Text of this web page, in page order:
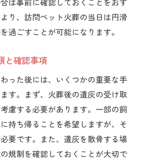
火葬に臨むための準備
計画の立て方
の満足度を高める方法
のケアと後処理
り、訪問ペット火葬の当日は円滑
過ごすことが可能になります。
と確認事項
った後には、いくつかの重要な手
す。まず、火葬後の遺灰の受け取
慮する必要があります。一部の飼
持ち帰ることを希望しますが、そ
要です。また、遺灰を散骨する場
規制を確認しておくことが大切で